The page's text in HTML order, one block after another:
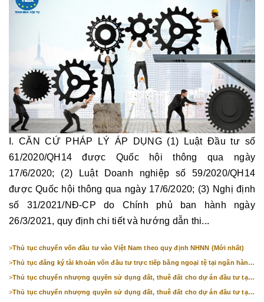
I. CĂN CỨ PHÁP LÝ ÁP DỤNG (1) Luật Đầu tư số
61/2020/QH14 được Quốc hội thông qua ngày
17/6/2020; (2) Luật Doanh nghiệp số 59/2020/QH14
được Quốc hội thông qua ngày 17/6/2020; (3) Nghị định
số 31/2021/NĐ-CP do Chính phủ ban hành ngày
26/3/2021, quy định chi tiết và hướng dẫn thi...
>Thủ tục chuyển vốn đầu tư vào Việt Nam theo quy định NHNN (Mới nhất)
>Thủ tục đăng ký tài khoản vốn đầu tư trực tiếp bằng ngoại tệ tại ngân hàng
>Thủ tục chuyển nhượng quyền sử dụng đất, thuê đất cho dự án đầu tư tại
>Thủ tục chuyển nhượng quyền sử dụng đất, thuê đất cho dự án đầu tư tại